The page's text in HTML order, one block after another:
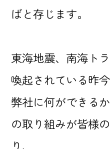
ばと存じます。
東海地震、南海ト
喚起されている昨今
弊社に何ができる
の取り組みが皆様
り、